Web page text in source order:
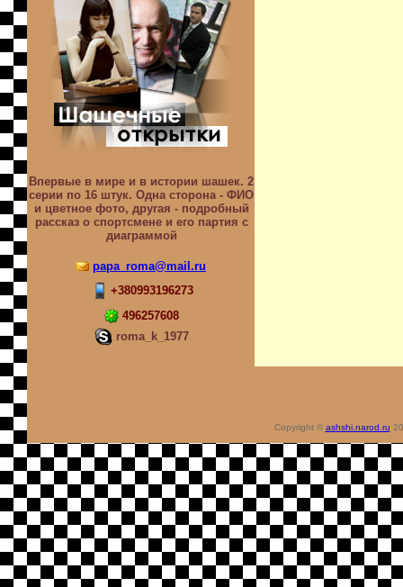
Впервые в мире и в истории шашек. 2
серии по 16 штук. Одна сторона - ФИО
и цветное фото, другая - подробный
рассказ о спортсмене и его партия с
диаграммой
papa_roma@mail.ru
+380993196273
496257608
roma_k_1977
Copyright © ashshi.narod.ru